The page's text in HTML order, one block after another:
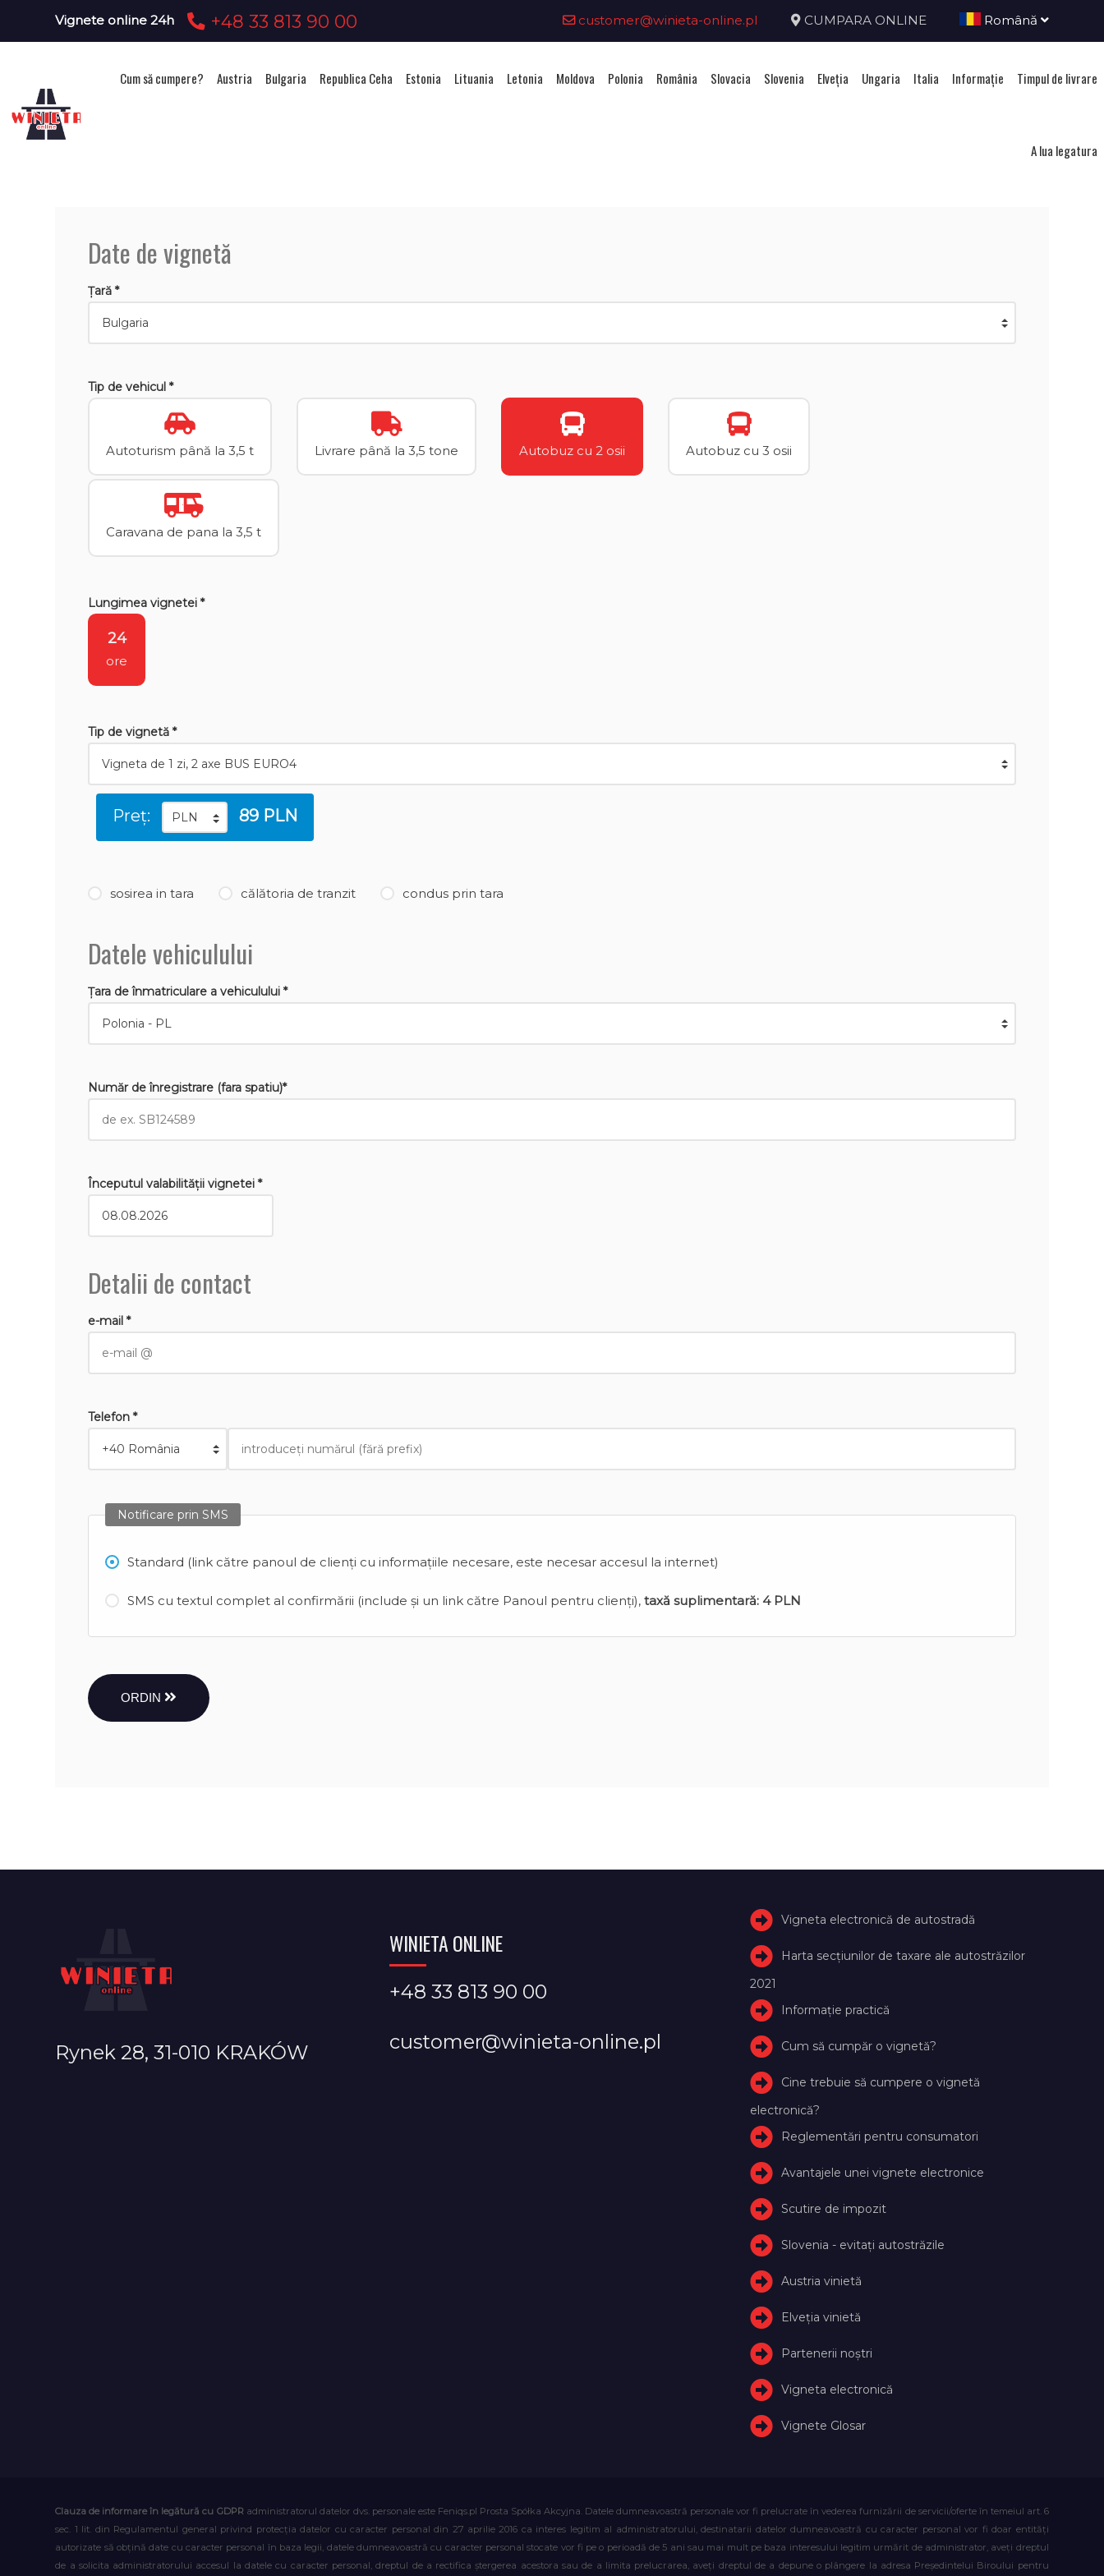
Vignete online 24h +48 33 813 90 00 customer@winieta-online.pl CUMPARA ONLINE Română
Cum să cumpere? Austria Bulgaria Republica Ceha Estonia Lituania Letonia Moldova Polonia România Slovacia Slovenia Elveţia Ungaria Italia Informație Timpul de livrare
A lua legatura
Date de vignetă
Țară *
Tip de vehicul *
Autoturism până la 3,5 t Livrare până la 3,5 tone Autobuz cu 2 osii Autobuz cu 3 osii
Caravana de pana la 3,5 t
Lungimea vignetei *
24
ore
Tip de vignetă *
Preț: 89 PLN
sosirea in tara călătoria de tranzit condus prin tara
Datele vehiculului
Țara de înmatriculare a vehiculului *
Număr de înregistrare (fara spatiu)*
Începutul valabilităţii vignetei *
Detalii de contact
e-mail *
Telefon *
Notificare prin SMS
Standard (link către panoul de clienți cu informațiile necesare, este necesar accesul la internet)
SMS cu textul complet al confirmării (include și un link către Panoul pentru clienți),taxă suplimentară: 4 PLN
ORDIN
Rynek 28, 31-010 KRAKÓW
WINIETA ONLINE
+48 33 813 90 00
customer@winieta-online.pl
Vigneta electronică de autostradă
Harta secțiunilor de taxare ale autostrăzilor
2021
Informație practică
Cum să cumpăr o vignetă?
Cine trebuie să cumpere o vignetă
electronică?
Reglementări pentru consumatori
Avantajele unei vignete electronice
Scutire de impozit
Slovenia - evitați autostrăzile
Austria vinietă
Elveţia vinietă
Partenerii noștri
Vigneta electronică
Vignete Glosar
Clauza de informare în legătură cu GDPR administratorul datelor dvs. personale este Feniqs.pl Prosta Spółka Akcyjna. Datele dumneavoastră personale vor fi prelucrate în vederea furnizării de servicii/oferte în temeiul art. 6
sec. 1 lit. din Regulamentul general privind protecția datelor cu caracter personal din 27 aprilie 2016 ca interes legitim al administratorului, destinatarii datelor dumneavoastră cu caracter personal vor fi doar entități
autorizate să obțină date cu caracter personal în baza legii, datele dumneavoastră cu caracter personal stocate vor fi pe o perioadă de 5 ani sau mai mult pe baza interesului legitim urmărit de administrator, aveți dreptul
de a solicita administratorului accesul la datele cu caracter personal, dreptul de a rectifica ștergerea acestora sau de a limita prelucrarea, aveți dreptul de a depune o plângere la adresa Președintelui Biroului pentru